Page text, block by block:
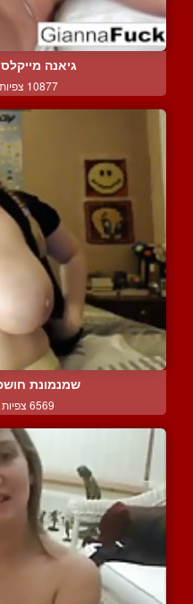
גיאנה
10877 צפיות
שמנמונת
6569 צפיות